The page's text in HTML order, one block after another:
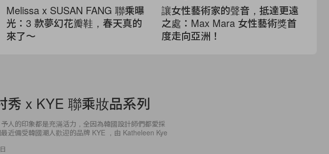
Melissa x SUSAN FANG 聯乘曝
光：3 款夢幻花瓣鞋，春天真的
來了～
讓女性藝術家的聲音，抵達更遠
之處：Max Mara 女性藝術獎首
度走向亞洲！
秀 x KYE 聯乘妝品系列
人的印象都是充滿活力，全因為韓國設計師們都愛採
近備受韓國潮人歡迎的品牌 KYE ，由 Katheleen Kye